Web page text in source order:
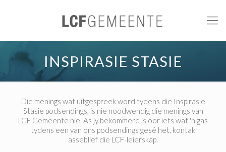
INSPIRASIE STASIE
Die menings wat uitgespreek word tydens die Inspirasie
Stasie podsendings, is nie noodwendig die menings van
LCF Gemeente nie. As jy bekommerd is oor iets wat 'n gas
tydens een van ons podsendings gesê het, kontak
asseblief die LCF-leierskap.